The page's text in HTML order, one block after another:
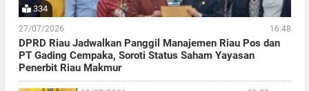
334
27/07/2026 16:48
DPRD Riau Jadwalkan Panggil Manajemen Riau Pos dan
PT Gading Cempaka, Soroti Status Saham Yayasan
Penerbit Riau Makmur